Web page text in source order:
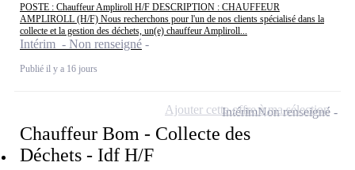
POSTE : Chauffeur Ampliroll H/F DESCRIPTION : CHAUFFEUR
AMPLIROLL (H/F) Nous recherchons pour l'un de nos clients spécialisé dans la
collecte et la gestion des déchets, un(e) chauffeur Ampliroll...
Intérim - Non renseigné
Publié il y a 16 jours
Chauffeur Bom - Collecte des
Déchets - Idf H/F
IntérimNon renseigné
Ajouter cette offre à ma sélection